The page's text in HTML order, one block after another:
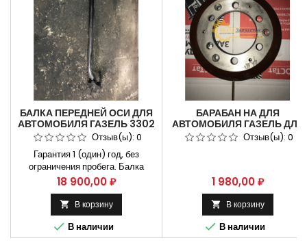
БАЛКА ПЕРЕДНЕЙ ОСИ ДЛЯ
АВТОМОБИЛЯ ГАЗЕЛЬ 3302
С ПОВОРОТНЫМИ
КУЛАКАМИ В СБОРЕ.3302-
3001010
Отзыв(ы): 0
Гарантия 1 (один) год, без
ограничения пробега. Балка
передней оси газель 3302 с
поворотными кулаками в сборе
Применяется на Газель 3302,
Газель бизнес, Способы оплаты
Безналичный расчет, оплата
банковской картой Бесплатная
Цена
18 900,00 ₽
 В корзину
 В наличии
БАРАБАН НА ДЛЯ
АВТОМОБИЛЯ ГАЗЕЛЬ ДЛЯ
АВТОМОБИЛЯ ГАЗ 3302.
3302-3502070.
Отзыв(ы): 0
Цена
1 980,00 ₽
 В корзину
 В наличии